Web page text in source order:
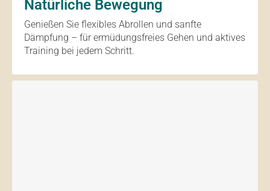
Natürliche Bewegung
Genießen Sie flexibles Abrollen und sanfte
Dämpfung – für ermüdungsfreies Gehen und aktives
Training bei jedem Schritt.